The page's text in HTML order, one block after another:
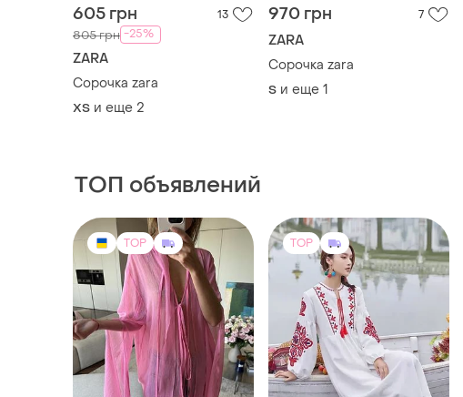
605 грн 13
805 грн -25%
ZARA
Сорочка zara
ХS и еще 2
970 грн 7
ZARA
Сорочка zara
S и еще 1
ТОП объявлений
TOP TOP